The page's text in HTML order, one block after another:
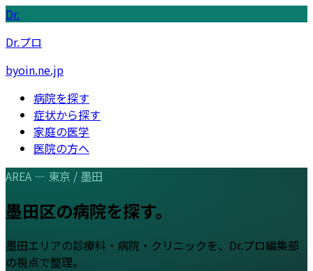
Dr.
Dr.プロ
byoin.ne.jp
病院を探す
症状から探す
家庭の医学
医院の方へ
AREA — 東京 / 墨田
墨田区の病院を探す。
墨田エリアの診療科・病院・クリニックを、Dr.プロ編集部
の視点で整理。